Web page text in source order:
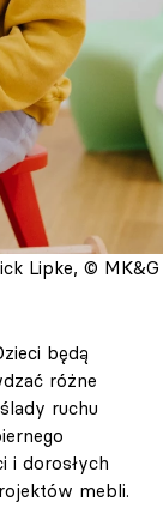
Lipke, © MK&G
będą
różne
ruchu
i dorosłych
mebli.